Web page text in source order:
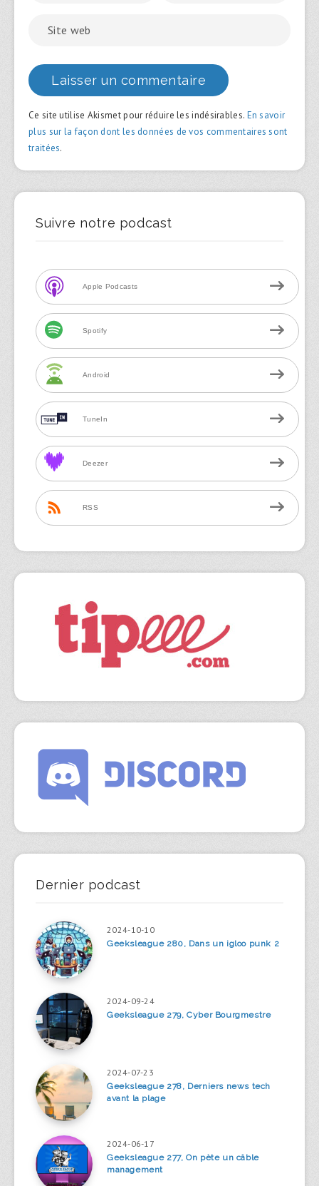
Ce site utilise Akismet pour réduire les indésirables. En savoir
plus sur la façon dont les données de vos commentaires sont
traitées.
Suivre notre podcast
Apple Podcasts
Spotify
Android
TuneIn
Deezer
RSS
Dernier podcast
2024-10-10
Geeksleague 280, Dans un igloo punk 2
2024-09-24
Geeksleague 279, Cyber Bourgmestre
2024-07-23
Geeksleague 278, Derniers news tech
avant la plage
2024-06-17
Geeksleague 277, On pète un câble
management